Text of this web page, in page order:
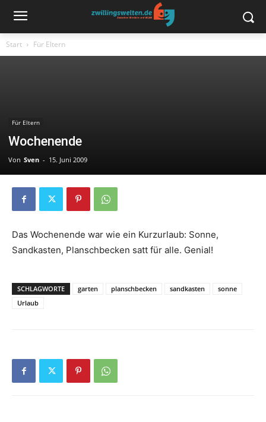
Start Für Eltern
Für Eltern
Wochenende
Von Sven - 15. Juni 2009
Das Wochenende war wie ein Kurzurlaub: Sonne,
Sandkasten, Planschbecken satt für alle. Genial!
SCHLAGWORTE garten planschbecken sandkasten
sonne
Urlaub